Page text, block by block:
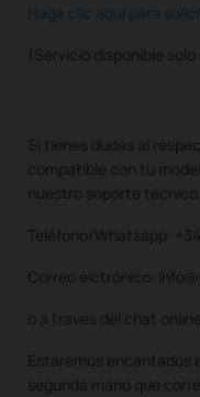
Haga clic aquí para
(Servicio disponible
Si tienes dudas al
compatible con tu
nuestro soporte técnico.
Teléfono/Whatsapp:
Correo elctrónico:
o a traves del chat online.
Estaremos encantados
segunda mano que